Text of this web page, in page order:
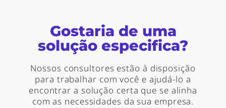
Gostaria de uma
solução especifica?
Nossos consultores estão à disposição
para trabalhar com você e ajudá-lo a
encontrar a solução certa que se alinha
com as necessidades da sua empresa.